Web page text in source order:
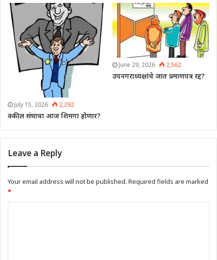
July 15, 2026 2,292
वकील संघाचा आज शिमगा होणार?
June 29, 2026 2,562
उपनगराध्यक्षांचे जात प्रमाणपत्र रद्द?
Leave a Reply
Your email address will not be published. Required fields are marked
*